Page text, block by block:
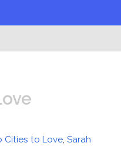
Cities to Love,Sarah